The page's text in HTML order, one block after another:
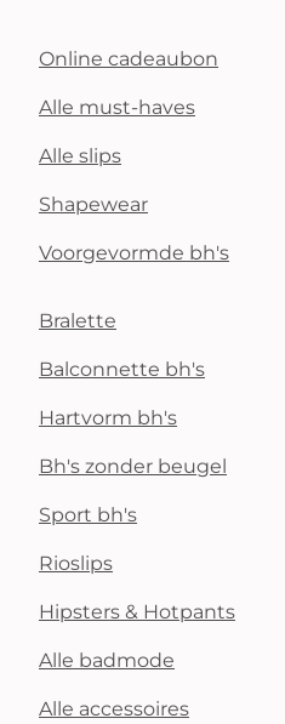
Online cadeaubon
Alle must-haves
Alle slips
Shapewear
Voorgevormde bh's
Bralette
Balconnette bh's
Hartvorm bh's
Bh's zonder beugel
Sport bh's
Rioslips
Hipsters & Hotpants
Alle badmode
Alle accessoires